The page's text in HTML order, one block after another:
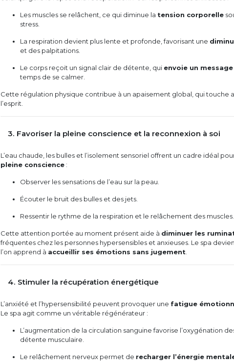
Les muscles se relâchent, ce qui diminue la tension corporelle
stress.
La respiration devient plus lente et profonde, favorisant une
et des palpitations.
Le corps reçoit un signal clair de détente, qui envoie un
temps de se calmer.
Cette régulation physique contribue à un apaisement global, qui touche
l’esprit.
3. Favoriser la pleine conscience et la reconnexion à soi
L’eau chaude, les bulles et l’isolement sensoriel offrent un cadre idéal
pleine conscience :
Observer les sensations de l’eau sur la peau.
Écouter le bruit des bulles et des jets.
Ressentir le rythme de la respiration et le relâchement des muscles.
Cette attention portée au moment présent aide à diminuer les
fréquentes chez les personnes hypersensibles et anxieuses. Le spa
l’on apprend à accueillir ses émotions sans jugement
4. Stimuler la récupération énergétique
L’anxiété et l’hypersensibilité peuvent provoquer une fatigue
Le spa agit comme un véritable régénérateur :
L’augmentation de la circulation sanguine favorise l’oxygénation
détente musculaire.
Le relâchement nerveux permet de recharger l’énergie